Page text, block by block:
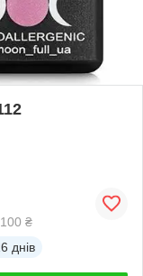
₴
днів